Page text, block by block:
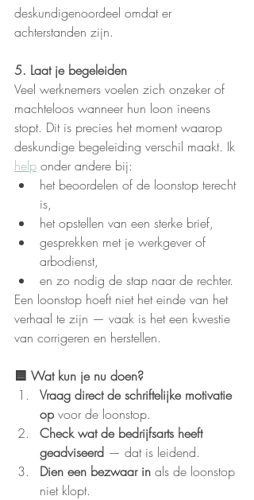
deskundigenoordeel omdat er
achterstanden zijn.
5. Laat je begeleiden
Veel werknemers voelen zich onzeker of
machteloos wanneer hun loon ineens
stopt. Dit is precies het moment waarop
deskundige begeleiding verschil maakt. Ik
help onder andere bij:
het beoordelen of de loonstop terecht
is,
het opstellen van een sterke brief,
gesprekken met je werkgever of
arbodienst,
en zo nodig de stap naar de rechter.
Een loonstop hoeft niet het einde van het
verhaal te zijn — vaak is het een kwestie
van corrigeren en herstellen.
🟦 Wat kun je nu doen?
Vraag direct de schriftelijke motivatie
op voor de loonstop.
Check wat de bedrijfsarts heeft
geadviseerd — dat is leidend.
Dien een bezwaar in als de loonstop
niet klopt.